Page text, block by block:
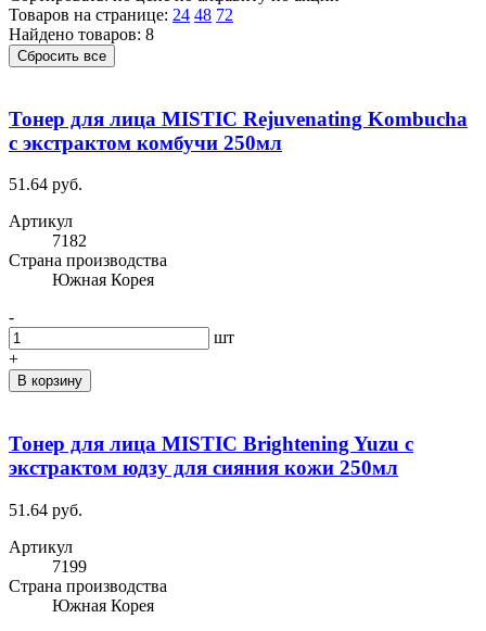
Товаров на странице: 24 48 72
Найдено товаров: 8
Сбросить все
Тонер для лица MISTIC Rejuvenating Kombucha
с экстрактом комбучи 250мл
51.64 руб.
Артикул
7182
Cтрана производства
Южная Корея
-
шт
+
В корзину
Тонер для лица MISTIC Brightening Yuzu с
экстрактом юдзу для сияния кожи 250мл
51.64 руб.
Артикул
7199
Cтрана производства
Южная Корея